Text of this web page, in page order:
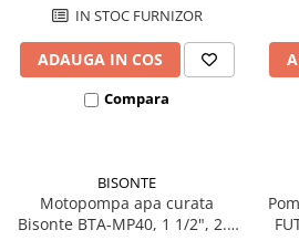
IN STOC FURNIZOR
ADAUGA IN COS
Compara
BISONTE
Motopompa apa curata
Bisonte BTA-MP40, 1 1/2", 2.5